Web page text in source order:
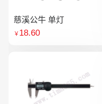
慈溪公牛 单灯
￥ 18.60